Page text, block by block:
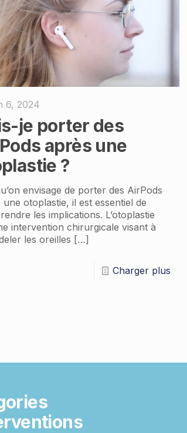
6, 2024
je porter des
après une
?
envisage de porter des AirPods
une otoplastie, il est essentiel de
les implications. L’otoplastie
intervention chirurgicale visant à
les oreilles […]
Charger plus